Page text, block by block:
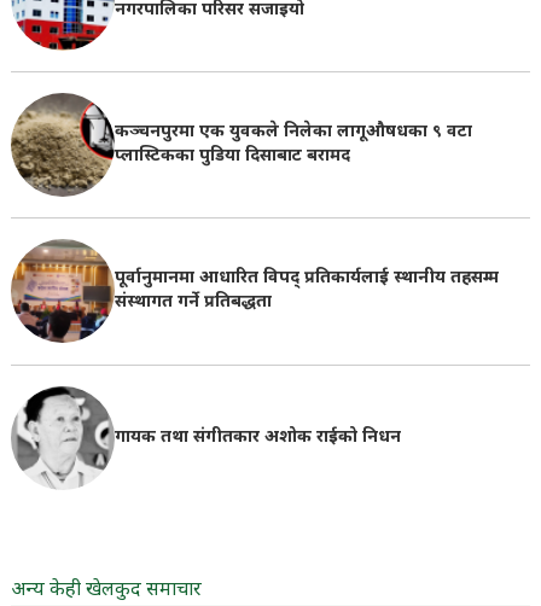
नगरपालिका परिसर सजाइयो
कञ्चनपुरमा एक युवकले निलेका लागूऔषधका ९ वटा
प्लास्टिकका पुडिया दिसाबाट बरामद
पूर्वानुमानमा आधारित विपद् प्रतिकार्यलाई स्थानीय तहसम्म
संस्थागत गर्ने प्रतिबद्धता
गायक तथा संगीतकार अशोक राईको निधन
अन्य केही खेलकुद समाचार